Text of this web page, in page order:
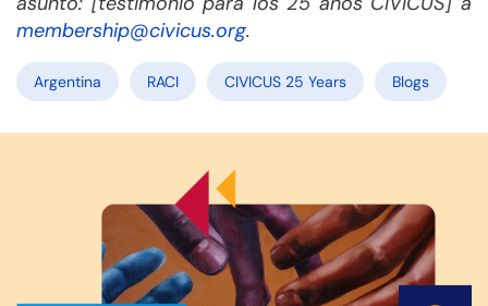
membership@civicus.org.
Argentina RACI CIVICUS 25 Years Blogs